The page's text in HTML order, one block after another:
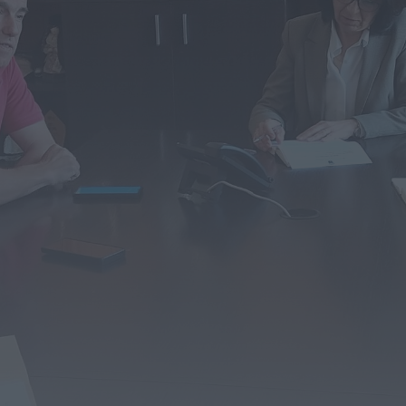
Volta a Portugal chega hoje a Águeda com
HOJE, 0:42
Notícias de Águeda • Notícias de
António José Seguro homenageia Bombeiros
Voluntários da Guarda nos 150 anos da...